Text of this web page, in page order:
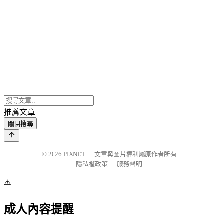
推薦文章
關閉搜尋
© 2026 PIXNET
文章與圖片權利屬原作者所有
隱私權政策
服務聲明
⚠️
成人內容提醒